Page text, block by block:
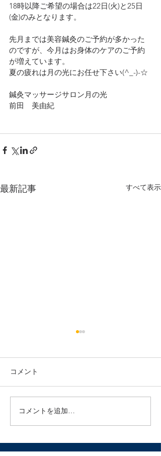
18時以降ご希望の場合は22日(火)と25日
(金)のみとなります。
先月までは美容鍼灸のご予約が多かった
のですが、今月はお身体のケアのご予約
が増えています。
夏の疲れは月の光にお任せ下さい(^_-)-☆
鍼灸マッサージサロン月の光
前田　美由紀
最新記事 すべて表示
今年も残り1ヶ月。 長い秋が
少しずつ冬の空気に変わって
お布団から出るのが厳しくな
ってきました笑 年末になると
す。 皆様『今年の疲れ、今年
コメント
コメントを追加…